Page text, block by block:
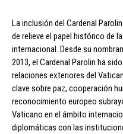
La inclusión del Cardenal
de relieve el papel histórico de
internacional. Desde su
2013, el Cardenal Parolin ha
relaciones exteriores del
clave sobre paz, cooperación
reconocimiento europeo
Vaticano en el ámbito
diplomáticas con las